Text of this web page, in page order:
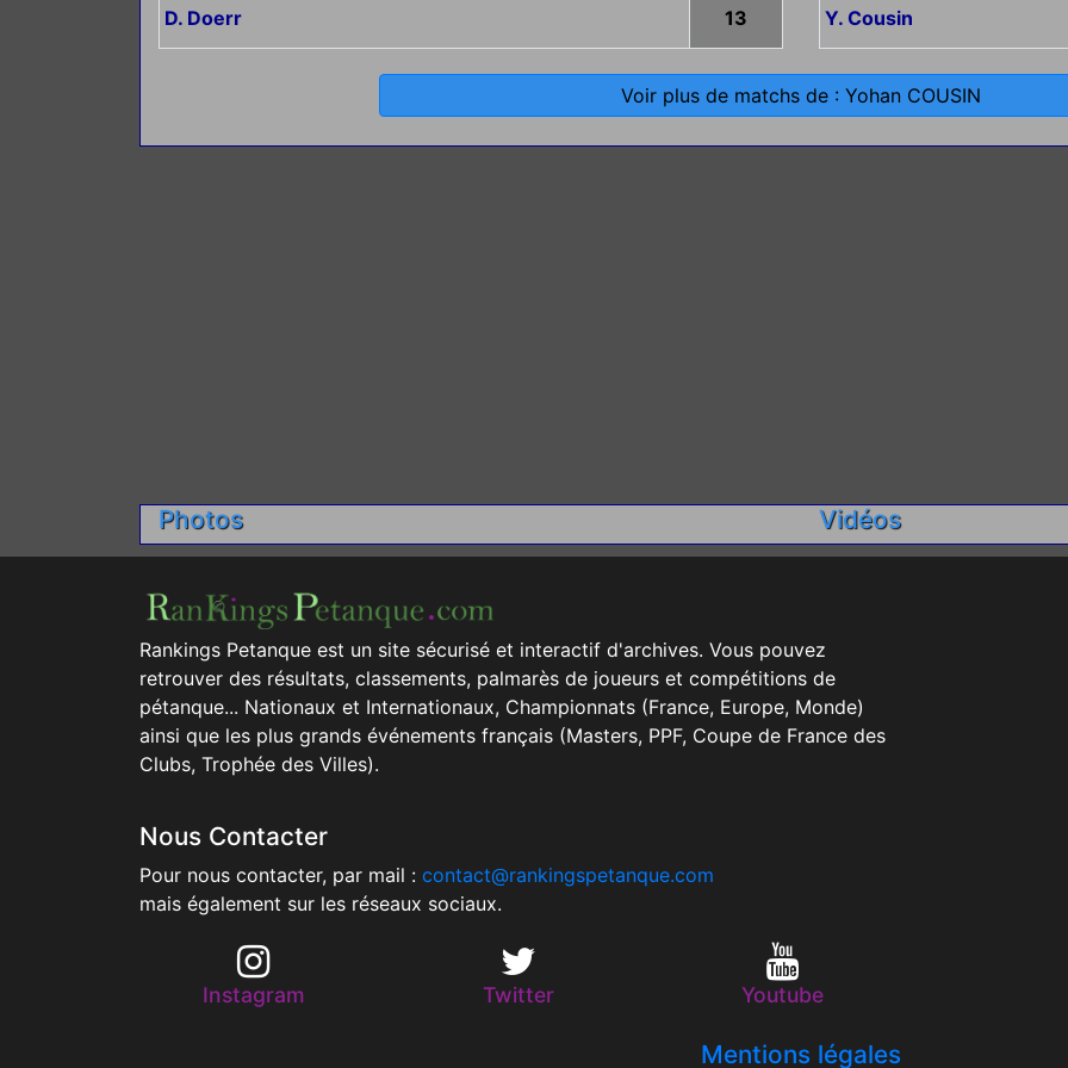
D. Doerr 13 Y. Cousin
Voir plus de matchs de : Yohan COUSIN
Photos Vidéos
Rankings Petanque est un site sécurisé et interactif d'archives. Vous pouvez
retrouver des résultats, classements, palmarès de joueurs et compétitions de
pétanque... Nationaux et Internationaux, Championnats (France, Europe, Monde)
ainsi que les plus grands événements français (Masters, PPF, Coupe de France des
Clubs, Trophée des Villes).
Nous Contacter
Pour nous contacter, par mail : contact@rankingspetanque.com
mais également sur les réseaux sociaux.
Instagram Twitter Youtube
Mentions légales